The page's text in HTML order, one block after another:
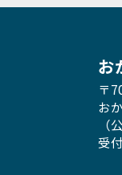
お
〒
お
（
受